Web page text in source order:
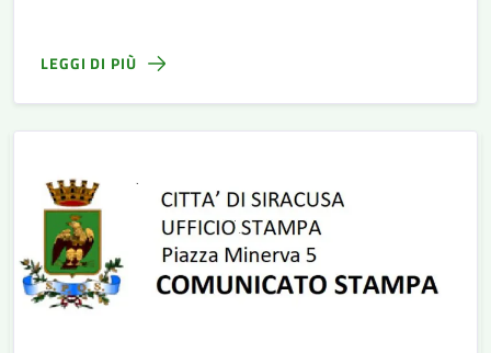
con la Pro Loco.
LEGGI DI PIÙ